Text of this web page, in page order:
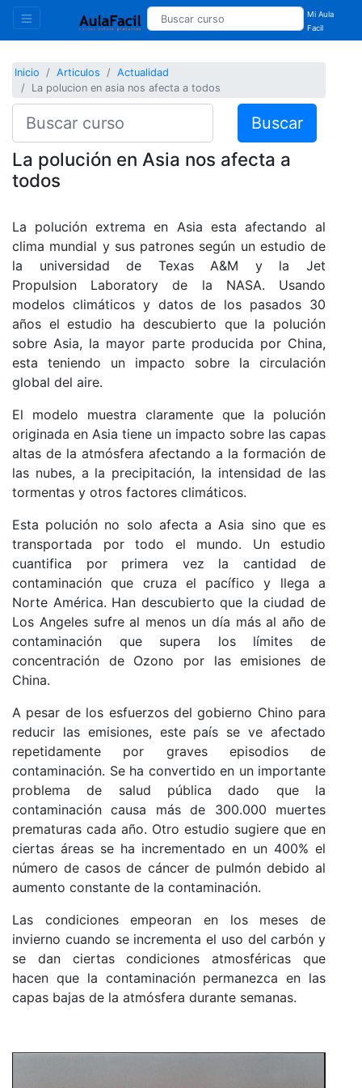
Mi Aula
Facil
Inicio Articulos
Actualidad
La polucion en asia nos afecta a todos
Buscar
La polución en Asia nos afecta a
todos
La polución extrema en Asia esta afectando al
clima mundial y sus patrones según un estudio de
la universidad de Texas A&M y la Jet
Propulsion Laboratory de la NASA. Usando
modelos climáticos y datos de los pasados 30
años el estudio ha descubierto que la polución
sobre Asia, la mayor parte producida por China,
esta teniendo un impacto sobre la circulación
global del aire.
El modelo muestra claramente que la polución
originada en Asia tiene un impacto sobre las capas
altas de la atmósfera afectando a la formación de
las nubes, a la precipitación, la intensidad de las
tormentas y otros factores climáticos.
Esta polución no solo afecta a Asia sino que es
transportada por todo el mundo. Un estudio
cuantifica por primera vez la cantidad de
contaminación que cruza el pacífico y llega a
Norte América. Han descubierto que la ciudad de
Los Angeles sufre al menos un día más al año de
contaminación que supera los límites de
concentración de Ozono por las emisiones de
China.
A pesar de los esfuerzos del gobierno Chino para
reducir las emisiones, este país se ve afectado
repetidamente por graves episodios de
contaminación. Se ha convertido en un importante
problema de salud pública dado que la
contaminación causa más de 300.000 muertes
prematuras cada año. Otro estudio sugiere que en
ciertas áreas se ha incrementado en un 400% el
número de casos de cáncer de pulmón debido al
aumento constante de la contaminación.
Las condiciones empeoran en los meses de
invierno cuando se incrementa el uso del carbón y
se dan ciertas condiciones atmosféricas que
hacen que la contaminación permanezca en las
capas bajas de la atmósfera durante semanas.